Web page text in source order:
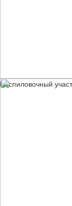
Распиловочный